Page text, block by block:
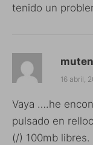
tenido un
16 abril,
Vaya ….he
pulsado en
(/) 100mb